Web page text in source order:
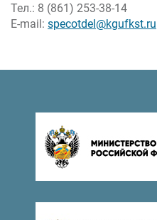
Тел.: 8 (861) 253-38-14
E-mail: specotdel@kgufkst.ru